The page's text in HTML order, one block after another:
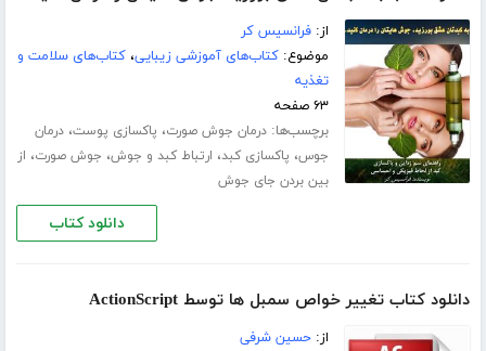
از:فرانسیس کر
موضوع:کتاب‌های آموزشی زیبایی،کتاب‌های سلامت و
تغذیه
۶۳ صفحه
برچسب‌ها:درمان جوش صورت، پاکسازی پوست،درمان
جوس، پاکسازی کبد، ارتباط کبد و جوش، جوش صورت، از
بین بردن جای جوش
دانلود کتاب
دانلود کتاب تغییر خواص سمبل ها توسط ActionScript
از:حسین شرفی